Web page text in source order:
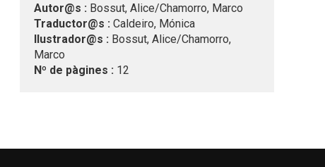
Autor@s : Bossut, Alice/Chamorro, Marco
Traductor@s : Caldeiro, Mónica
Ilustrador@s : Bossut, Alice/Chamorro,
Marco
Nº de pàgines : 12